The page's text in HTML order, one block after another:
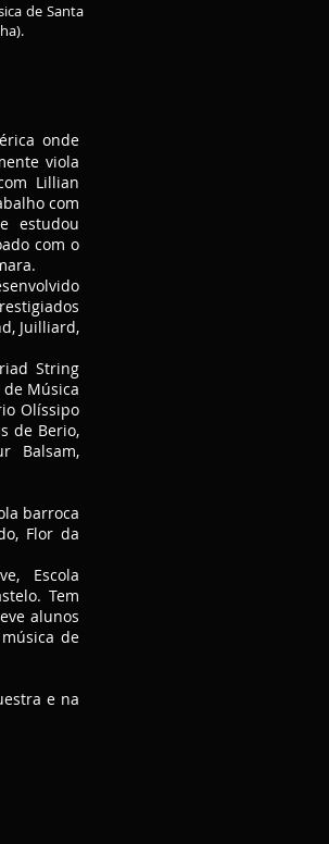
de Santa
onde
viola
Lillian
com
estudou
com o
Juilliard,
String
Música
Olíssipo
de Berio,
Balsam,
barroca
Flor da
Escola
Tem
alunos
de
e na